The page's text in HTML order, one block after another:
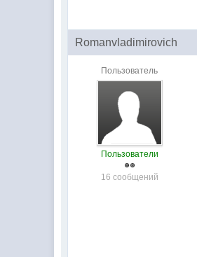
Romanvladimirovich
Пользователь
Пользователи
16 сообщений